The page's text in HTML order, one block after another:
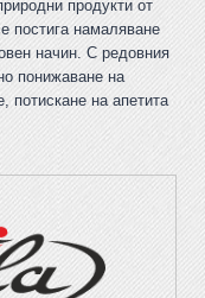
продукти от
постига намаляване
начин. С редовния
понижаване на
потискане на апетита